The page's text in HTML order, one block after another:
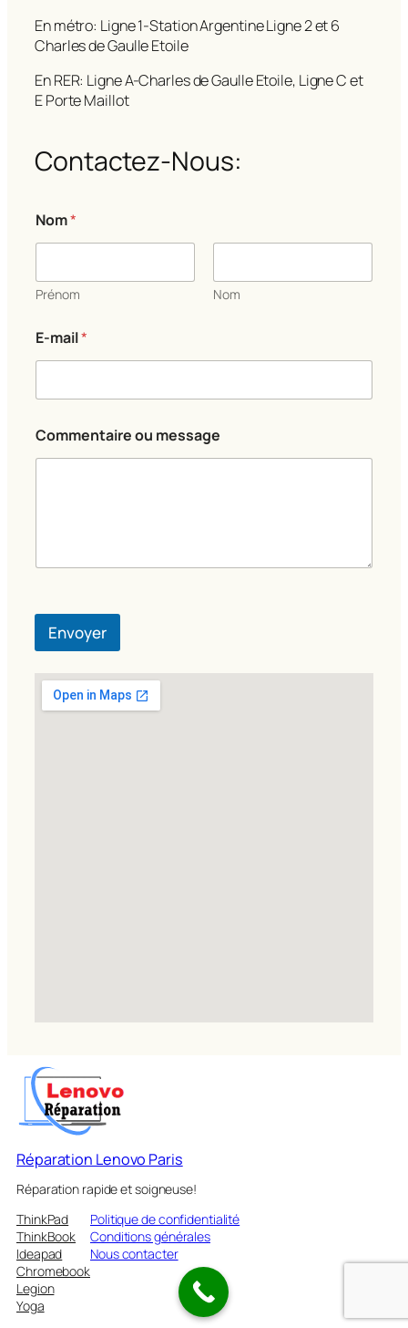
En métro: Ligne 1-Station Argentine Ligne 2 et 6
Charles de Gaulle Etoile
En RER: Ligne A-Charles de Gaulle Etoile, Ligne C et
E Porte Maillot
Contactez-Nous:
N
o
*
Nom*
Prénom Nom
E-mail*
Commentaire ou message
Envoyer
Réparation Lenovo Paris
Réparation rapide et soigneuse!
ThinkPad
ThinkBook
Ideapad
Chromebook
Legion
Yoga
Politique de confidentialité
Conditions générales
Nous contacter